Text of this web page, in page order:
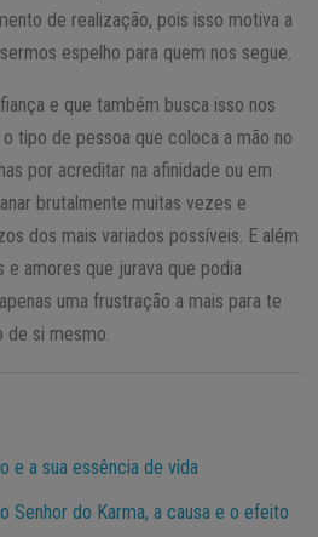
de realização, pois isso motiva a
espelho para quem nos segue.
e que também busca isso nos
tipo de pessoa que coloca a mão no
por acreditar na afinidade ou em
brutalmente muitas vezes e
dos mais variados possíveis. E além
e amores que jurava que podia
uma frustração a mais para te
si mesmo.
e a sua essência de vida
Senhor do Karma, a causa e o efeito